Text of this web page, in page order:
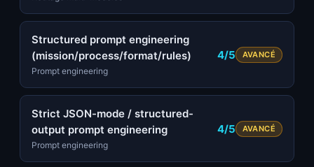
Structured prompt engineering
(mission/process/format/rules)
Prompt engineering
4/5 AVANCÉ
Strict JSON-mode / structured-
output prompt engineering
Prompt engineering
4/5 AVANCÉ